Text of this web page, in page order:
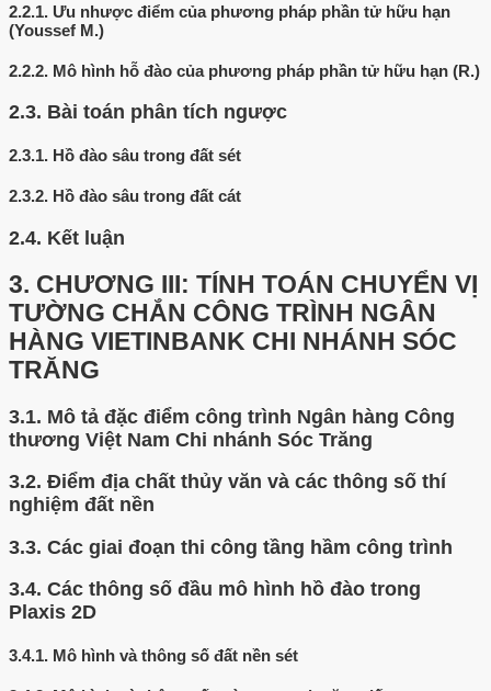
2.2.1. Ưu nhược điểm của phương pháp phần tử hữu hạn
(Youssef M.)
2.2.2. Mô hình hỗ đào của phương pháp phần tử hữu hạn (R.)
2.3. Bài toán phân tích ngược
2.3.1. Hồ đào sâu trong đất sét
2.3.2. Hồ đào sâu trong đất cát
2.4. Kết luận
3. CHƯƠNG III: TÍNH TOÁN CHUYỂN VỊ
TƯỜNG CHẮN CÔNG TRÌNH NGÂN
HÀNG VIETINBANK CHI NHÁNH SÓC
TRĂNG
3.1. Mô tả đặc điểm công trình Ngân hàng Công
thương Việt Nam Chi nhánh Sóc Trăng
3.2. Điểm địa chất thủy văn và các thông số thí
nghiệm đất nền
3.3. Các giai đoạn thi công tầng hầm công trình
3.4. Các thông số đầu mô hình hồ đào trong
Plaxis 2D
3.4.1. Mô hình và thông số đất nền sét